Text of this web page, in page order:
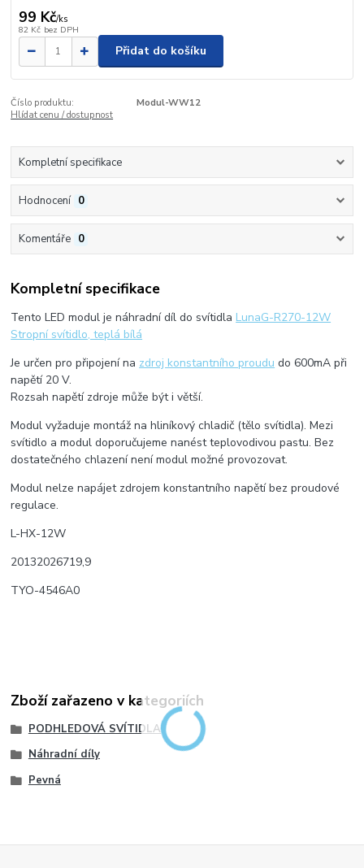
99 Kč/ks
82 Kč bez DPH
Přidat do košíku
Číslo produktu:
Modul-WW12
Hlídat cenu / dostupnost
Kompletní specifikace
Hodnocení 0
Komentáře 0
Kompletní specifikace
Tento LED modul je náhradní díl do svítidla LunaG-R270-12W
Stropní svítidlo, teplá bílá
Je určen pro připojení na zdroj konstantního proudu do 600mA při
napětí 20 V.
Rozsah napětí zdroje může být i větší.
Modul vyžaduje montáž na hliníkový chladič (tělo svítidla). Mezi
svítidlo a modul doporučujeme nanést teplovodivou pastu. Bez
dostatečného chlazení není modul možné provozovat.
Modul nelze napájet zdrojem konstantního napětí bez proudové
regulace.
L-HX-12W
20132026719,9
TYO-4546A0
Zboží zařazeno v kategoriích
PODHLEDOVÁ SVÍTIDLA
Náhradní díly
Pevná